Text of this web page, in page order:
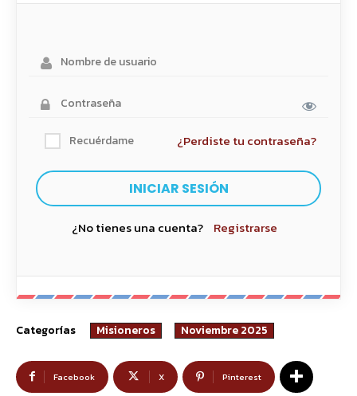
Recuérdame ¿Perdiste tu contraseña?
¿No tienes una cuenta? Registrarse
Categorías Misioneros Noviembre 2025
Facebook X Pinterest